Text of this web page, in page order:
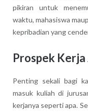
pikiran untuk
waktu, mahasiswa
kepribadian yang
Prospek Kerja
Penting sekali bagi
masuk kuliah di
kerjanya seperti apa.